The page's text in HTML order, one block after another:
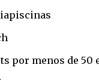
y sé
escribe tu dirección
por menos de 50